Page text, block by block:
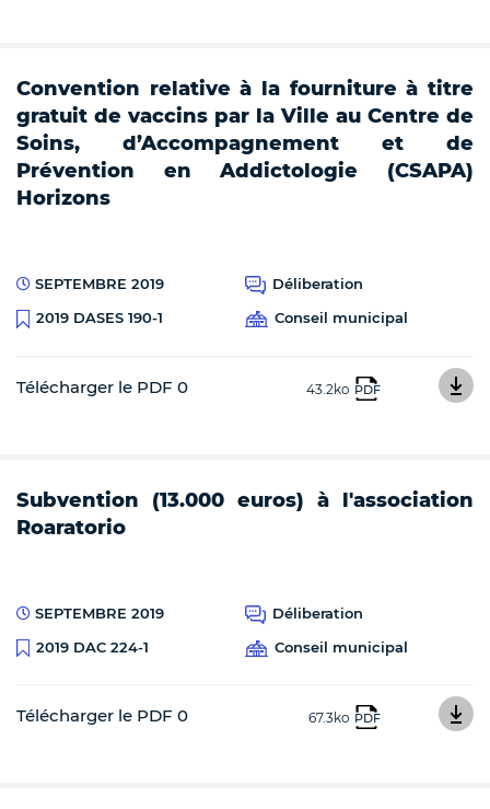
Convention relative à la fourniture à titre
gratuit de vaccins par la Ville au Centre de
Soins, d’Accompagnement et de
Prévention en Addictologie (CSAPA)
Horizons
SEPTEMBRE 2019
Déliberation
2019 DASES 190-1
Conseil municipal
Télécharger le PDF 0 43.2ko PDF
Subvention (13.000 euros) à l'association
Roaratorio
SEPTEMBRE 2019
Déliberation
2019 DAC 224-1
Conseil municipal
Télécharger le PDF 0 67.3ko PDF